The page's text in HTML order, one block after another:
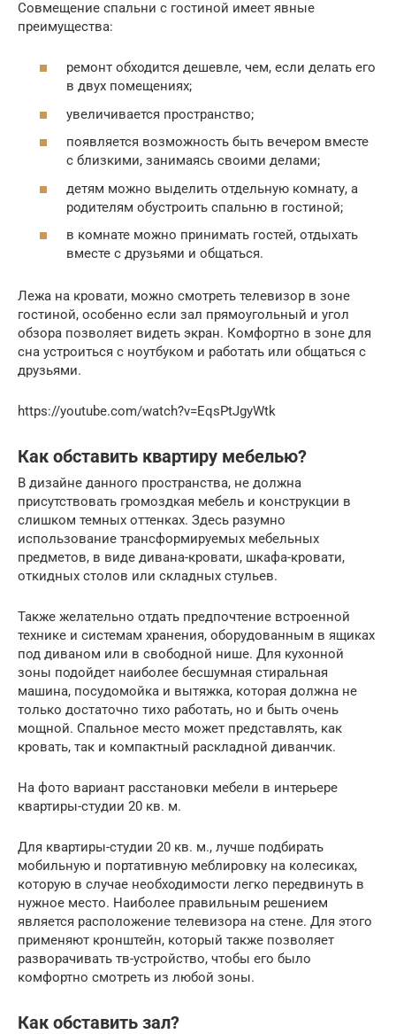
Совмещение спальни с гостиной имеет явные
преимущества:
ремонт обходится дешевле, чем, если делать его
в двух помещениях;
увеличивается пространство;
появляется возможность быть вечером вместе
с близкими, занимаясь своими делами;
детям можно выделить отдельную комнату, а
родителям обустроить спальню в гостиной;
в комнате можно принимать гостей, отдыхать
вместе с друзьями и общаться.
Лежа на кровати, можно смотреть телевизор в зоне
гостиной, особенно если зал прямоугольный и угол
обзора позволяет видеть экран. Комфортно в зоне для
сна устроиться с ноутбуком и работать или общаться с
друзьями.
https://youtube.com/watch?v=EqsPtJgyWtk
Как обставить квартиру мебелью?
В дизайне данного пространства, не должна
присутствовать громоздкая мебель и конструкции в
слишком темных оттенках. Здесь разумно
использование трансформируемых мебельных
предметов, в виде дивана-кровати, шкафа-кровати,
откидных столов или складных стульев.
Также желательно отдать предпочтение встроенной
технике и системам хранения, оборудованным в ящиках
под диваном или в свободной нише. Для кухонной
зоны подойдет наиболее бесшумная стиральная
машина, посудомойка и вытяжка, которая должна не
только достаточно тихо работать, но и быть очень
мощной. Спальное место может представлять, как
кровать, так и компактный раскладной диванчик.
На фото вариант расстановки мебели в интерьере
квартиры-студии 20 кв. м.
Для квартиры-студии 20 кв. м., лучше подбирать
мобильную и портативную меблировку на колесиках,
которую в случае необходимости легко передвинуть в
нужное место. Наиболее правильным решением
является расположение телевизора на стене. Для этого
применяют кронштейн, который также позволяет
разворачивать тв-устройство, чтобы его было
комфортно смотреть из любой зоны.
Как обставить зал?